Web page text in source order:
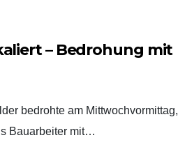
– Bedrohung mit
bedrohte am Mittwochvormittag,
Bauarbeiter mit…